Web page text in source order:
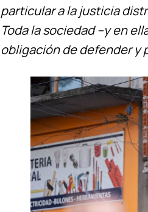
particular a la justicia
Toda la sociedad –y en
obligación de defender y